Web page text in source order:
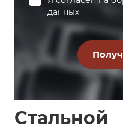
данных
Стальной